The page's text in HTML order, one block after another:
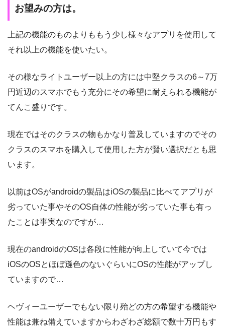
お望みの方は。
上記の機能のものよりももう少し様々なアプリを使用して
それ以上の機能を使いたい。
その様なライトユーザー以上の方には中堅クラスの6～7万
円近辺のスマホでもう充分にその希望に耐えられる機能が
てんこ盛りです。
現在ではそのクラスの物もかなり普及していますのでその
クラスのスマホを購入して使用した方が賢い選択だとも思
います。
以前はOSがandroidの製品はiOSの製品に比べてアプリが
劣っていた事やそのOS自体の性能が劣っていた事も有っ
たことは事実なのですが…
現在のandroidのOSは各段に性能が向上していて今では
iOSのOSとほぼ遜色のないぐらいにOSの性能がアップし
ていますので…
ヘヴィーユーザーでもない限り殆どの方の希望する機能や
性能は兼ね備えていますからわざわざ総額で数十万円もす